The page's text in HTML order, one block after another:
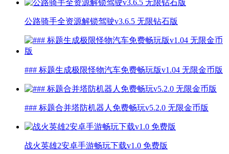
公路骑手全资源解锁驾驶v3.6.5 无限钻石版
### 标题生成极限怪物汽车免费畅玩版v1.04 无限金币版
### 标题合并塔防机器人免费畅玩v5.2.0 无限金币版
战火英雄2安卓手游畅玩下载v1.0 免费版